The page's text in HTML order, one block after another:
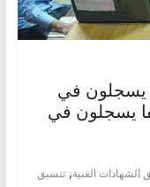
ألف طالب يسجلون في
المرحلة الثالثة.. 211 ألفا يسجلون في
الشهادات الفنية, تنسيق